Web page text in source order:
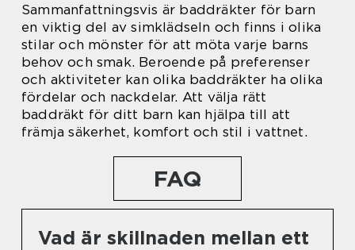
Sammanfattningsvis är baddräkter för barn
en viktig del av simklädseln och finns i olika
stilar och mönster för att möta varje barns
behov och smak. Beroende på preferenser
och aktiviteter kan olika baddräkter ha olika
fördelar och nackdelar. Att välja rätt
baddräkt för ditt barn kan hjälpa till att
främja säkerhet, komfort och stil i vattnet.
FAQ
Vad är skillnaden mellan ett